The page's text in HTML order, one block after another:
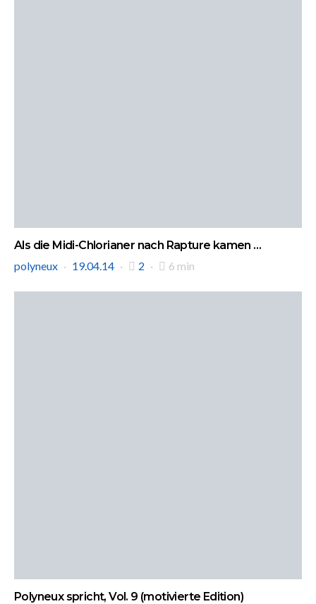
Als die Midi-Chlorianer nach Rapture kamen …
polyneux
19.04.14 2 6 min
Polyneux spricht, Vol. 9 (motivierte Edition)